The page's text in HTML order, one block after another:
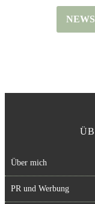
Über mich
PR und Werbung